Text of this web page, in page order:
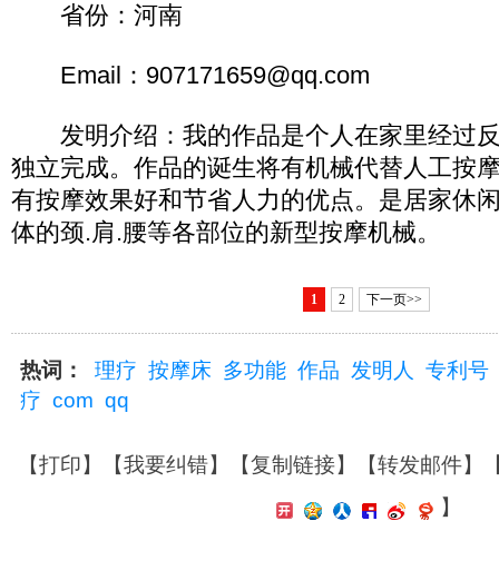
省份：河南
Email：907171659@qq.com
发明介绍：我的作品是个人在家里经过
独立完成。作品的诞生将有机械代替人工按
有按摩效果好和节省人力的优点。是居家休
体的颈.肩.腰等各部位的新型按摩机械。
1 2 下一页>>
热词： 理疗 按摩床 多功能 作品 发明人
专利号
疗 com qq
【打印】【我要纠错】【复制链接】【转发邮件】
】